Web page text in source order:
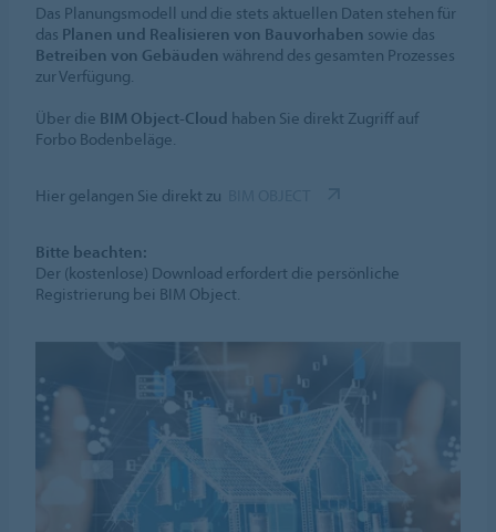
Das Planungsmodell und die stets aktuellen Daten stehen für
das Planen und Realisieren von Bauvorhaben sowie das
Betreiben von Gebäuden während des gesamten Prozesses
zur Verfügung.
Über die BIM Object-Cloud haben Sie direkt Zugriff auf
Forbo Bodenbeläge.
Hier gelangen Sie direkt zu
Bitte beachten:
Der (kostenlose) Download erfordert die persönliche
Registrierung bei BIM Object.